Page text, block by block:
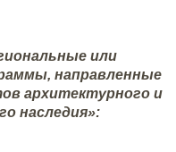
или
направленные
архитектурного и
наследия»: